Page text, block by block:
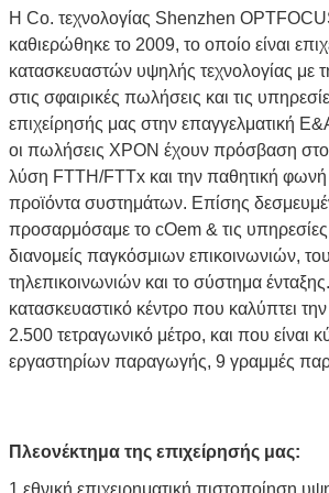
Η Co. τεχνολογίας Shenzhen
καθιερώθηκε το 2009, το οποίο είναι
κατασκευαστών υψηλής τεχνολογίας με
στις σφαιρικές πωλήσεις και τις
επιχείρησής μας στην επαγγελματική
οι πωλήσεις XPON έχουν πρόσβαση
λύση FTTH/FTTx και την παθητική
προϊόντα συστημάτων. Επίσης
προσαρμόσαμε το cOem & τις
διανομείς παγκόσμιων επικοινωνιών,
τηλεπικοινωνιών και το σύστημα
κατασκευαστικό κέντρο που καλύπτει
2.500 τετραγωνικό μέτρο, και που είναι
εργαστηρίων παραγωγής, 9 γραμμές
Πλεονέκτημα της επιχείρησής μας:
1 εθνική επιχειρηματική πιστοποίηση